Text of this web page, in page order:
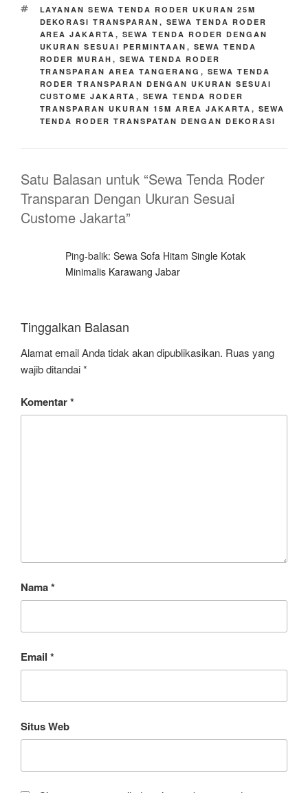
TAG
LAYANAN SEWA TENDA RODER UKURAN 25M
DEKORASI TRANSPARAN , SEWA TENDA RODER
AREA JAKARTA , SEWA TENDA RODER DENGAN
UKURAN SESUAI PERMINTAAN , SEWA TENDA
RODER MURAH , SEWA TENDA RODER
TRANSPARAN AREA TANGERANG , SEWA TENDA
RODER TRANSPARAN DENGAN UKURAN SESUAI
CUSTOME JAKARTA , SEWA TENDA RODER
TRANSPARAN UKURAN 15M AREA JAKARTA , SEWA
TENDA RODER TRANSPATAN DENGAN DEKORASI
Satu Balasan untuk “Sewa Tenda Roder
Transparan Dengan Ukuran Sesuai
Custome Jakarta”
Ping-balik: Sewa Sofa Hitam Single Kotak
Minimalis Karawang Jabar
Tinggalkan Balasan
Alamat email Anda tidak akan dipublikasikan. Ruas yang
wajib ditandai*
Komentar*
Nama*
Email *
Situs Web